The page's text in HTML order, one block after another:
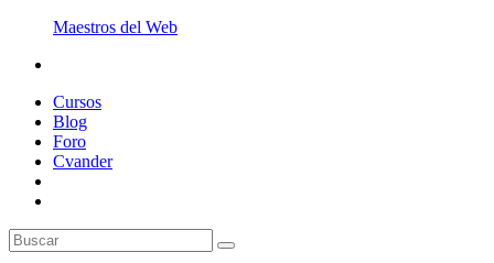
Maestros del Web
Cursos
Blog
Foro
Cvander